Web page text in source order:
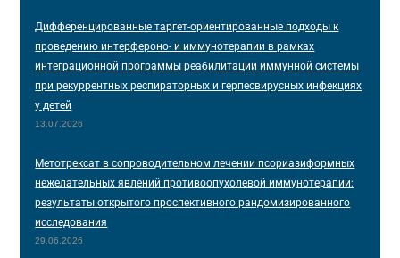
Дифференцированные таргет-ориентированные подходы к
проведению интерфероно- и иммунотерапии в рамках
интеграционной программы реабилитации иммунной системы
при рекуррентных респираторных и герпесвирусных инфекциях
у детей
13.07.2026
Метотрексат в сопроводительном лечении псориазиформных
нежелательных явлений противоопухолевой иммунотерапии:
результаты открытого проспективного рандомизированного
исследования
29.06.2026